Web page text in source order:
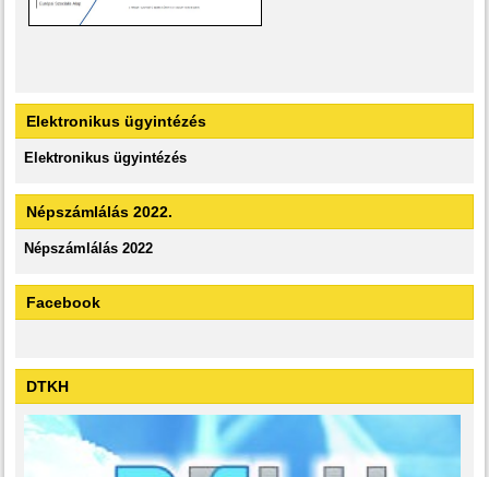
Elektronikus ügyintézés
Elektronikus ügyintézés
Népszámlálás 2022.
Népszámlálás 2022
Facebook
DTKH